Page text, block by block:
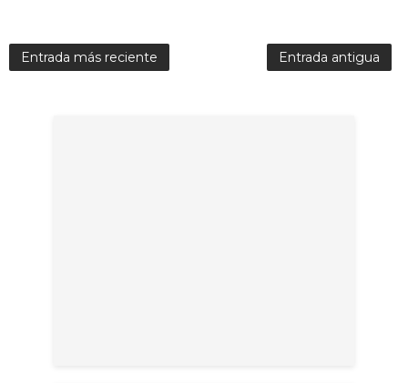
Entrada más reciente Entrada antigua